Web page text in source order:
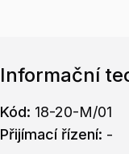
Informační
Kód: 18-20-M/01
Přijímací řízení: -